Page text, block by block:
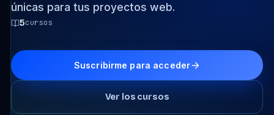
únicas para tus proyectos web.
5cursos
Suscribirme para acceder
Ver los cursos